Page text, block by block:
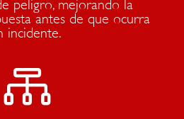
peligro, mejorando la
antes de que ocurra
incidente.
